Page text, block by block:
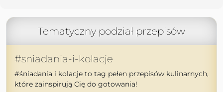
Tematyczny podział przepisów
#sniadania-i-kolacje
#śniadania i kolacje to tag pełen przepisów kulinarnych,
które zainspirują Cię do gotowania!